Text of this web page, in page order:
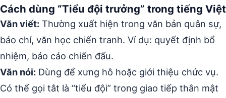
Cách dùng “Tiểu đội trưởng” trong tiếng Việt
Văn viết: Thường xuất hiện trong văn bản quân sự,
báo chí, văn học chiến tranh. Ví dụ: quyết định bổ
nhiệm, báo cáo chiến đấu.
Văn nói: Dùng để xưng hô hoặc giới thiệu chức vụ.
Có thể gọi tắt là “tiểu đội” trong giao tiếp thân mật